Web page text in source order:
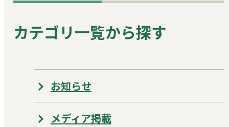
カテゴリ一覧から探す
お知らせ
メディア掲載